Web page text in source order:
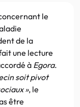
le
de la
une lecture
à Egora.
soit pivot
», le
être